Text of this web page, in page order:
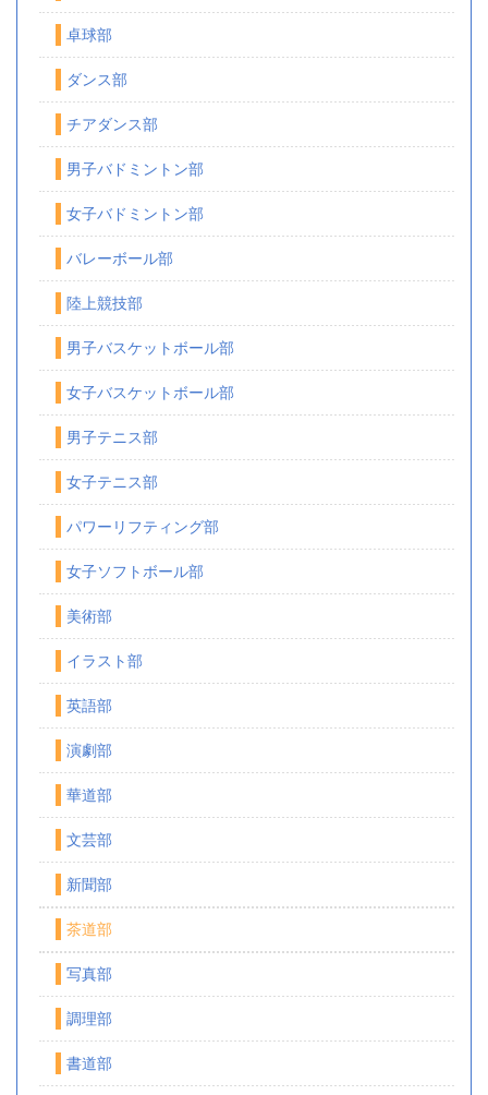
卓球部
ダンス部
チアダンス部
男子バドミントン部
女子バドミントン部
バレーボール部
陸上競技部
男子バスケットボール部
女子バスケットボール部
男子テニス部
女子テニス部
パワーリフティング部
女子ソフトボール部
美術部
イラスト部
英語部
演劇部
華道部
文芸部
新聞部
茶道部
写真部
調理部
書道部